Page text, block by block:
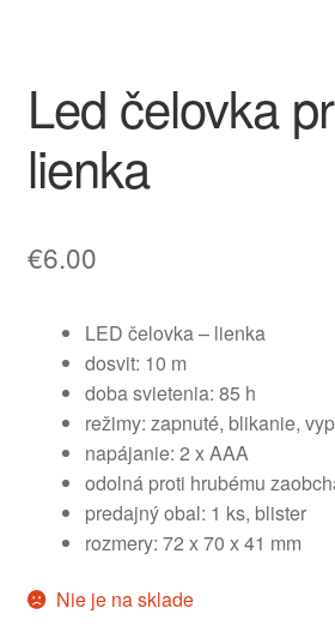
Led čelovka
lienka
€6.00
LED čelovka – lienka
dosvit: 10 m
doba svietenia: 85 h
režimy: zapnuté, blikanie,
napájanie: 2 x AAA
odolná proti hrubému
predajný obal: 1 ks, blister
rozmery: 72 x 70 x 41 mm
Nie je na sklade